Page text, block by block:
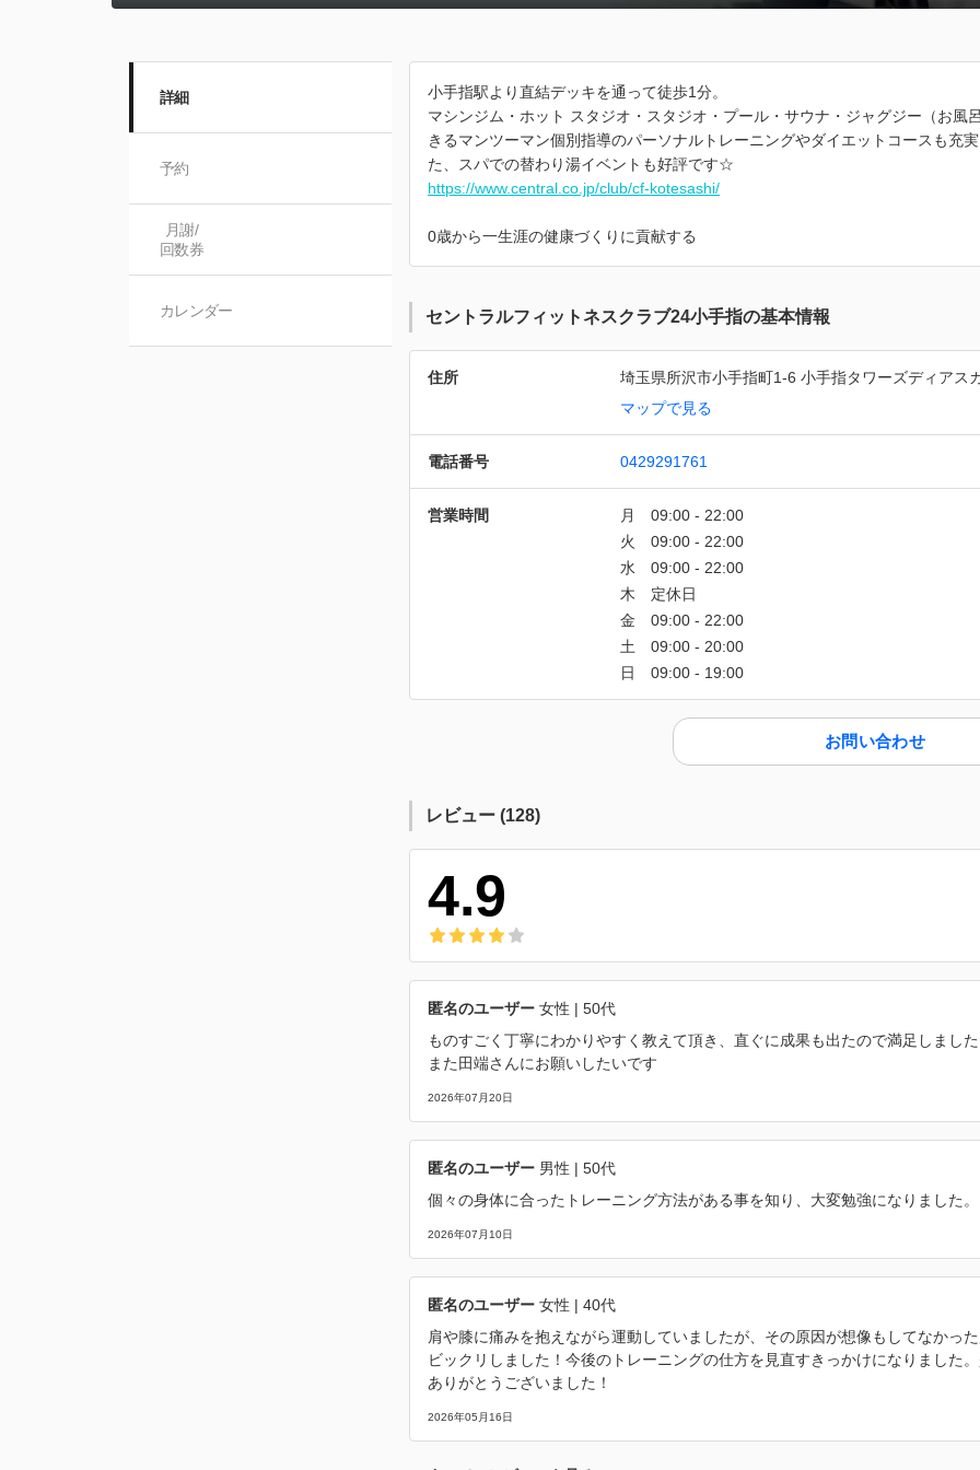
詳細
予約
月謝/
回数券
カレンダー
小手指駅より直結デッキを通って徒歩1分。
マシンジム・ホット スタジオ・スタジオ・プール・サウナ・ジャグジー（お風
きるマンツーマン個別指導のパーソナルトレーニングやダイエットコースも充
た、スパでの替わり湯イベントも好評です☆
https://www.central.co.jp/club/cf-kotesashi/
0歳から一生涯の健康づくりに貢献する
セントラルフィットネスクラブ24小手指の基本情報
住所
埼玉県所沢市小手指町1-6 小手指タワーズディアス
マップで見る
電話番号 0429291761
営業時間
お問い合わせ
レビュー (128)
4.9
匿名のユーザー 女性 | 50代
ものすごく丁寧にわかりやすく教えて頂き、直ぐに成果も出たので満足しました
また田端さんにお願いしたいです
2026年07月20日
匿名のユーザー 男性 | 50代
個々の身体に合ったトレーニング方法がある事を知り、大変勉強になりました。
2026年07月10日
匿名のユーザー 女性 | 40代
肩や膝に痛みを抱えながら運動していましたが、その原因が想像もしてなかっ
ビックリしました！今後のトレーニングの仕方を見直すきっかけになりました
ありがとうございました！
2026年05月16日